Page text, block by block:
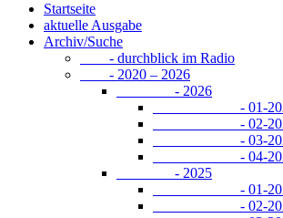
Startseite
aktuelle Ausgabe
Archiv/Suche
- durchblick im Radio
- 2020 – 2026
- 2026
- 01-
- 02-
- 03-
- 04-
- 2025
- 01-
- 02-